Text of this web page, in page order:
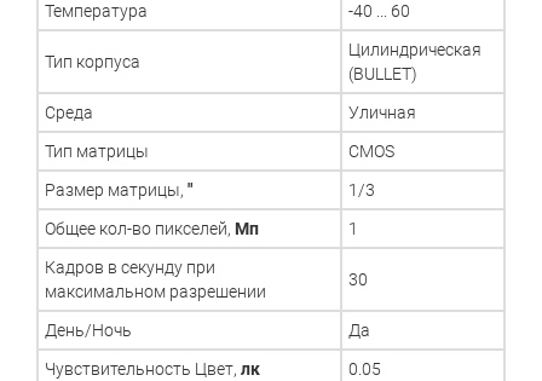
Температура
-40 ... 60
Тип корпуса
Цилиндрическая
(BULLET)
Среда
Уличная
Тип матрицы
CMOS
Размер матрицы, "
1/3
Общее кол-во пикселей, Мп
1
Кадров в секунду при
максимальном разрешении
30
День/Ночь
Да
Чувствительность Цвет, лк
0.05